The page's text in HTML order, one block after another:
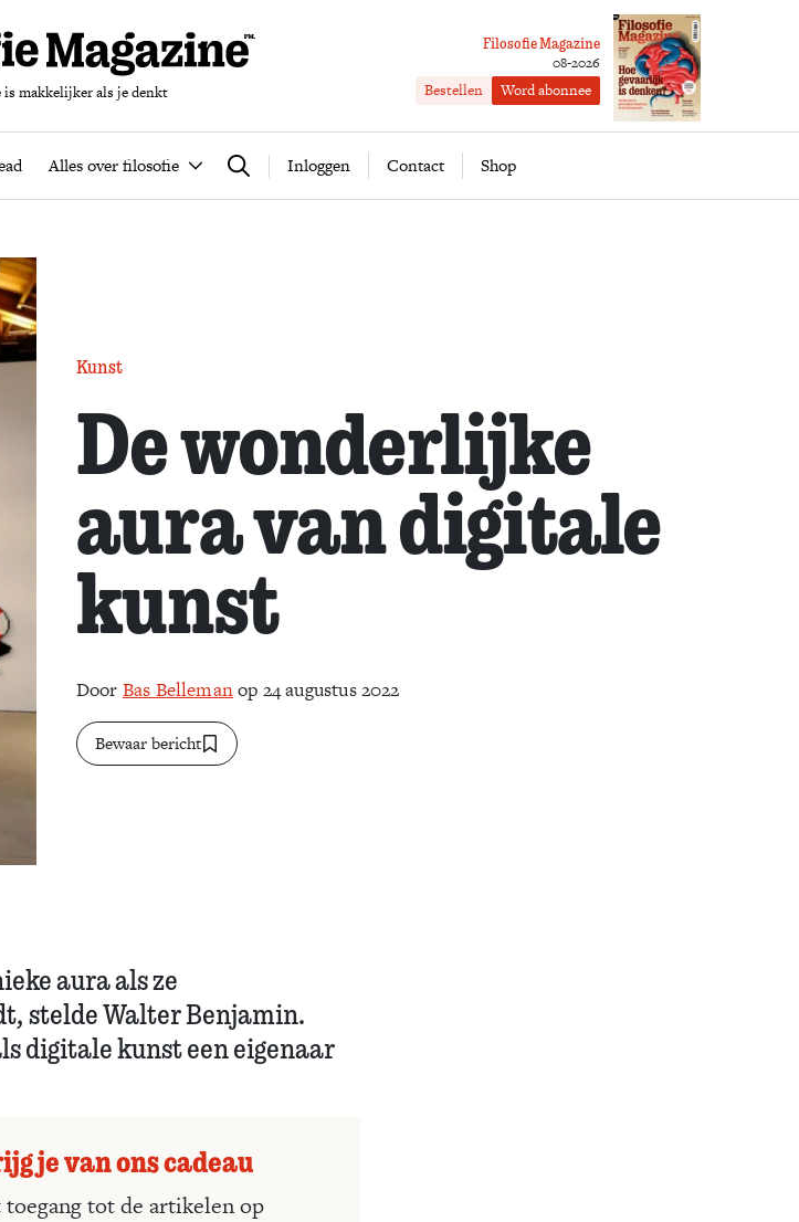
makkelijker als je denkt
Filosofie Magazine
08-2026
Bestellen Word abonnee
Alles over filosofie Zoeken Inloggen Contact Shop
Shortread Alles over filosofie Word abonnee
Kunst
De wonderlijke
aura van digitale
kunst
Door Bas Bellemanop 24 augustus 2022
Bewaar bericht
aura als ze
stelde Walter Benjamin.
digitale kunst een eigenaar
je van ons cadeau
tot de artikelen op